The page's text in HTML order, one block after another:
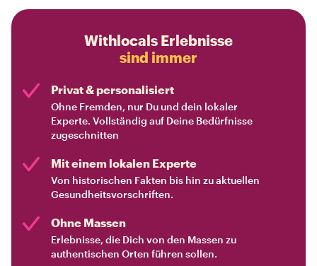
Withlocals Erlebnisse
sind immer
Privat & personalisiert
Ohne Fremden, nur Du und dein lokaler
Experte. Vollständig auf Deine Bedürfnisse
zugeschnitten
Mit einem lokalen Experte
Von historischen Fakten bis hin zu aktuellen
Gesundheitsvorschriften.
Ohne Massen
Erlebnisse, die Dich von den Massen zu
authentischen Orten führen sollen.